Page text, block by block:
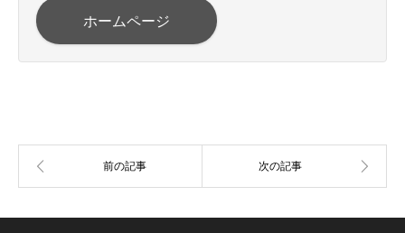
ホームページ